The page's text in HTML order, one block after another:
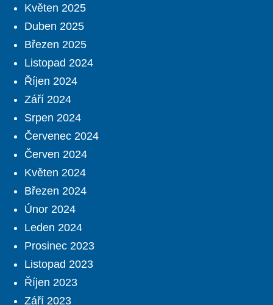
Květen 2025
Duben 2025
Březen 2025
Listopad 2024
Říjen 2024
Září 2024
Srpen 2024
Červenec 2024
Červen 2024
Květen 2024
Březen 2024
Únor 2024
Leden 2024
Prosinec 2023
Listopad 2023
Říjen 2023
Září 2023